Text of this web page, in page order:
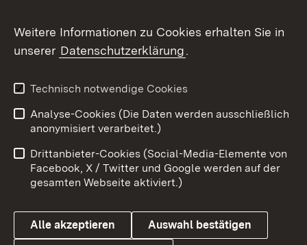
Social Wall
X / Twitter
Youtube
Benutzungshinweise
Barrierefreiheit
Datenschutz
Cookies
Weitere Informationen zu Cookies erhalten Sie in
unserer Datenschutzerklärung.
Technisch notwendige Cookies
Analyse-Cookies (Die Daten werden ausschließlich
anonymisiert verarbeitet.)
Drittanbieter-Cookies (Social-Media-Elemente von
Facebook, X / Twitter und Google werden auf der
gesamten Webseite aktiviert.)
Alle akzeptieren Auswahl bestätigen